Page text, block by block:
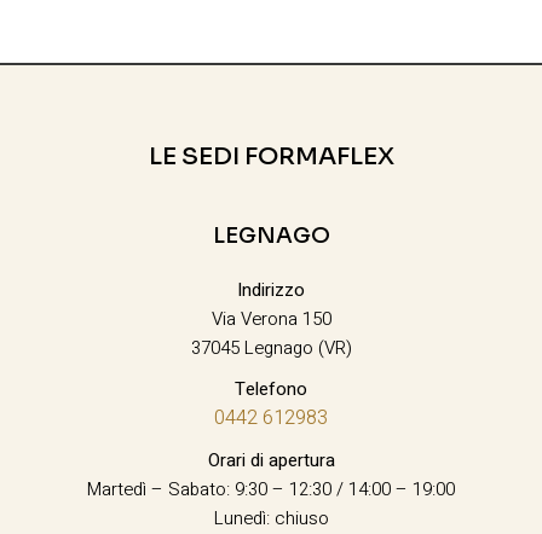
LE SEDI FORMAFLEX
LEGNAGO
Indirizzo
Via Verona 150
37045 Legnago (VR)
Telefono
0442 612983
Orari di apertura
Martedì – Sabato: 9:30 – 12:30 / 14:00 – 19:00
Lunedì: chiuso